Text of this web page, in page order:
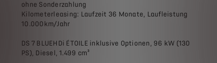
ohne Sonderzahlung
Kilometerleasing: Laufzeit 36 Monate, Laufleistung
10.000km/Jahr
DS 7 BLUEHDi ÉTOILE inklusive Optionen, 96 kW (130
PS), Diesel, 1.499 cm³